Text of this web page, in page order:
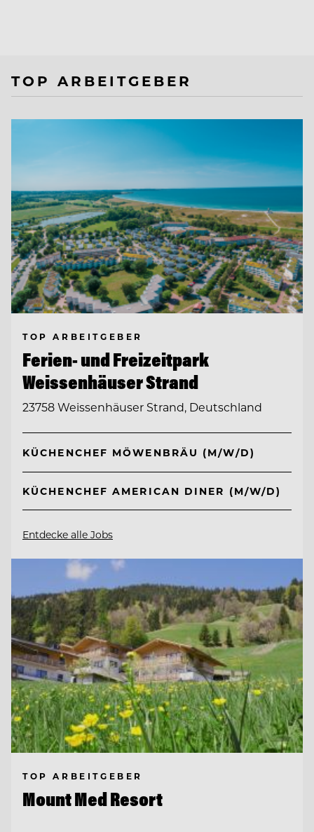
TOP ARBEITGEBER
TOP ARBEITGEBER
Ferien- und Freizeitpark
Weissenhäuser Strand
23758 Weissenhäuser Strand, Deutschland
KÜCHENCHEF MÖWENBRÄU (M/W/D)
KÜCHENCHEF AMERICAN DINER (M/W/D)
Entdecke alle Jobs
TOP ARBEITGEBER
Mount Med Resort